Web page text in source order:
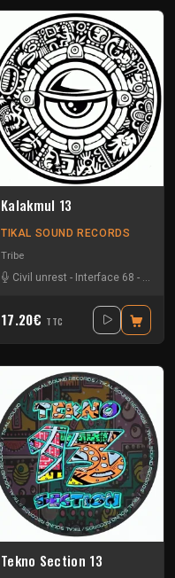
Kalakmul 13
TIKAL SOUND RECORDS
Tribe
Civil unrest - Interface 68 - Nokx
17.20€ TTC
Tekno Section 13